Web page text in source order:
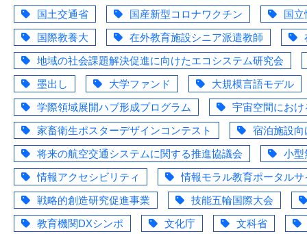
国土交通省
国産新型コロナワクチン
国立
国際教養大
在外教育施設シニア派遣教師
地域の社会課題解決促進に向けたエコシステム研究会
墨出し
大学ファンド
大規模言語モデル
学際領域展開ハブ形成プログラム
宇宙空間にお
家畜衛生ポスターデザインコンテスト
宿泊施設
将来の航空交通システムに関する推進協議会
小型
情報アクセシビリティ
情報モラル教育ポータルサ
戦略的創造研究促進事業
技能五輪国際大会
教育機関DXシンポ
文化庁
文科省